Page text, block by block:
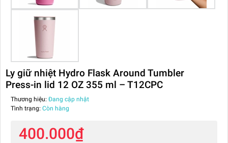
Ly giữ nhiệt Hydro Flask Around Tumbler
Press-in lid 12 OZ 355 ml – T12CPC
Thương hiệu: Đang cập nhật
Tình trạng: Còn hàng
400.000₫